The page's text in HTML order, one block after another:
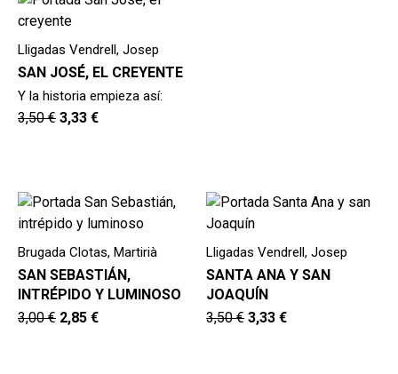
Lligadas Vendrell, Josep
SAN JOSÉ, EL CREYENTE
Y la historia empieza así:
3,50€ 3,33 €
Brugada Clotas, Martirià
SAN SEBASTIÁN,
INTRÉPIDO Y LUMINOSO
3,00€ 2,85 €
Lligadas Vendrell, Josep
SANTA ANA Y SAN
JOAQUÍN
3,50€ 3,33€